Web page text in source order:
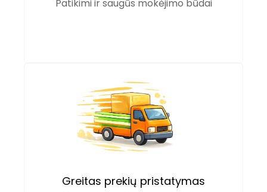
Patikimi ir saugūs mokėjimo būdai
Greitas prekių pristatymas